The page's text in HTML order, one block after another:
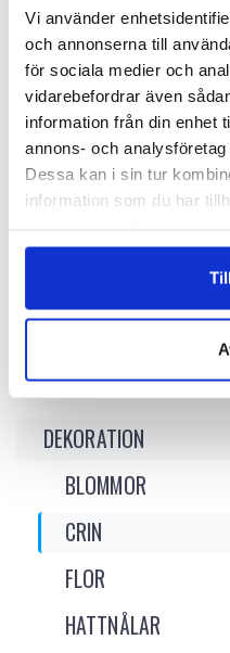
Vi använder
och annonserna till
för sociala medier och
vidarebefordrar även
information från din enhet
annons- och
Dessa kan i sin tur
information som du har
C300/P Zebra
CRIN 15 CM – ZEBRA
Logga in för att se pris
VÄLJ ALTERNATIV
SORTIMENT
DEKORATION
BLOMMOR
CRIN
FLOR
HATTNÅLAR